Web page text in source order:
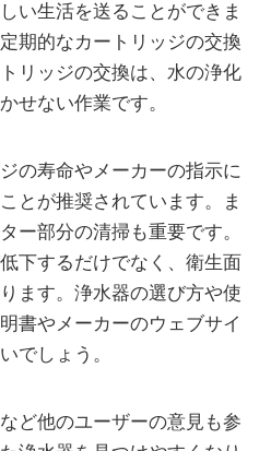
い生活を送ることができま
期的なカートリッジの交換
リッジの交換は、水の浄化
せない作業です。
の寿命やメーカーの指示に
とが推奨されています。ま
ー部分の清掃も重要です。
下するだけでなく、衛生面
ます。浄水器の選び方や使
書やメーカーのウェブサイ
でしょう。
ど他のユーザーの意見も参